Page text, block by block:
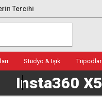
Tercihi
Stüdyo & Işık Tripodlar
Insta360 X5